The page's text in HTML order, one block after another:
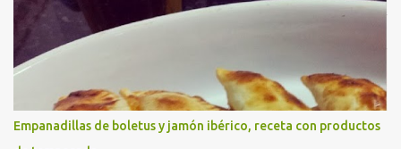
pollo (o agua) 1 cucharadita de hebras de azafrán 1 cucharadita de
pimentón dulce 2 dientes de ajo Aceite de oliva virgen extra Sal al
gusto (Opcional) una ramita de romero Elaboración 1. Prepara las
verduras Limpia las alcachofas, retira las hojas duras y córtalas en
cuartos. Trocea las judías verdes. Reserva en agua con limón para
que no se oxiden. 2. Sofríe las carnes En la paellera, añade un buen
chorro de aceite de oliva y dora bien el pollo y las costillas a fuego
Empanadillas de boletus y jamón ibérico, receta con productos